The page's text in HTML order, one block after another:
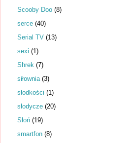
Scooby Doo (8)
serce (40)
Serial TV (13)
sexi (1)
Shrek (7)
siłownia (3)
słodkości (1)
słodycze (20)
Słoń (19)
smartfon (8)